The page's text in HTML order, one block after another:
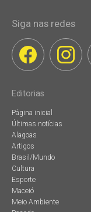
Siga nas redes
Editorias
Página inicial
Últimas notícias
Alagoas
Artigos
Brasil/Mundo
Cultura
Esporte
Maceió
Meio Ambiente